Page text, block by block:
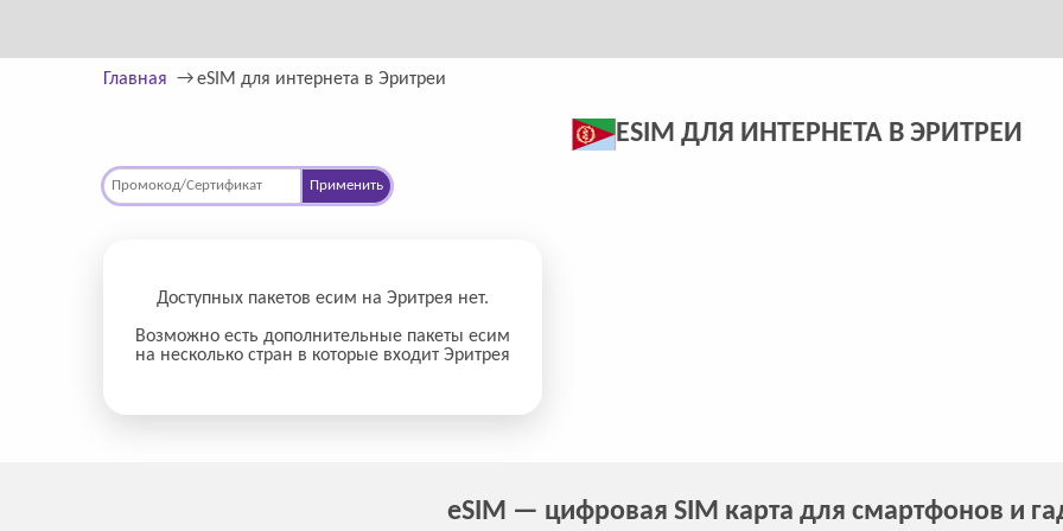
Главная eSIM для интернета в Эритреи
ESIM ДЛЯ ИНТЕРНЕТА В ЭРИТРЕИ
Применить
Доступных пакетов есим на Эритрея нет.
Возможно есть дополнительные пакеты есим
на несколько стран в которые входит Эритрея
eSIM — цифровая SIM карта для смартфонов и